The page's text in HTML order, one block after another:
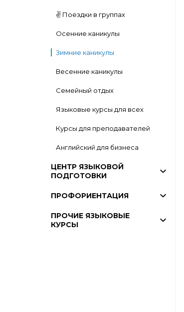
✌️ Поездки в группах
Осенние каникулы
Зимние каникулы
Весенние каникулы
Семейный отдых
Языковые курсы для всех
Курсы для преподавателей
Английский для бизнеса
ЦЕНТР ЯЗЫКОВОЙ
ПОДГОТОВКИ
ПРОФОРИЕНТАЦИЯ
ПРОЧИЕ ЯЗЫКОВЫЕ
КУРСЫ